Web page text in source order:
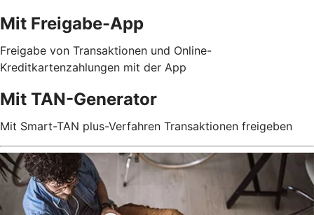
Mit Freigabe-App
Freigabe von Transaktionen und Online-
Kreditkartenzahlungen mit der App
Mit TAN-Generator
Mit Smart-TAN plus-Verfahren Transaktionen freigeben